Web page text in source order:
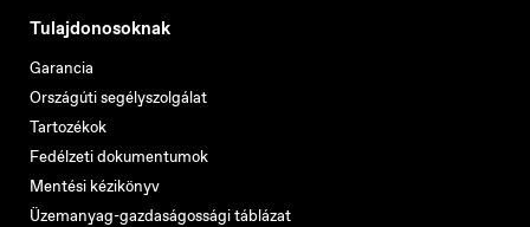
Tulajdonosoknak
Garancia
Országúti segélyszolgálat
Tartozékok
Fedélzeti dokumentumok
Mentési kézikönyv
Üzemanyag-gazdaságossági táblázat